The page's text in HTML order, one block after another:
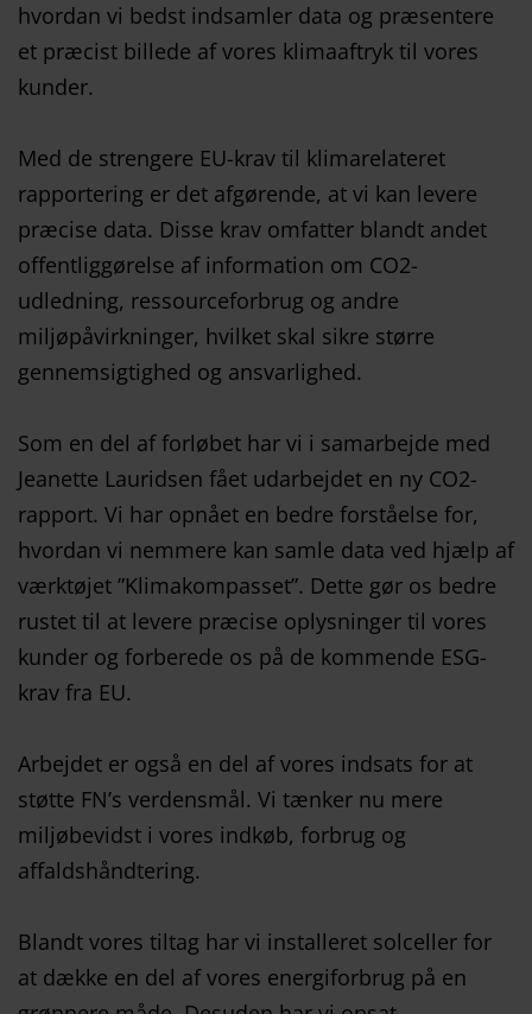
hvordan vi bedst indsamler data og præsentere
et præcist billede af vores klimaaftryk til vores
kunder.
Med de strengere EU-krav til klimarelateret
rapportering er det afgørende, at vi kan levere
præcise data. Disse krav omfatter blandt andet
offentliggørelse af information om CO2-
udledning, ressourceforbrug og andre
miljøpåvirkninger, hvilket skal sikre større
gennemsigtighed og ansvarlighed.
Som en del af forløbet har vi i samarbejde med
Jeanette Lauridsen fået udarbejdet en ny CO2-
rapport. Vi har opnået en bedre forståelse for,
hvordan vi nemmere kan samle data ved hjælp af
værktøjet ”Klimakompasset”. Dette gør os bedre
rustet til at levere præcise oplysninger til vores
kunder og forberede os på de kommende ESG-
krav fra EU.
Arbejdet er også en del af vores indsats for at
støtte FN’s verdensmål. Vi tænker nu mere
miljøbevidst i vores indkøb, forbrug og
affaldshåndtering.
Blandt vores tiltag har vi installeret solceller for
at dække en del af vores energiforbrug på en